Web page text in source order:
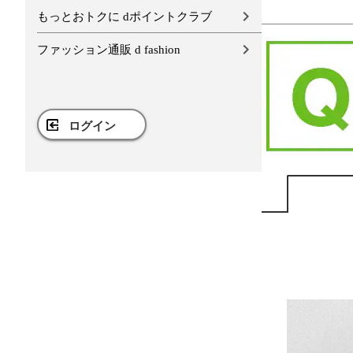
もっとおトクに dポイントクラブ
ファッション通販 d fashion
ログイン